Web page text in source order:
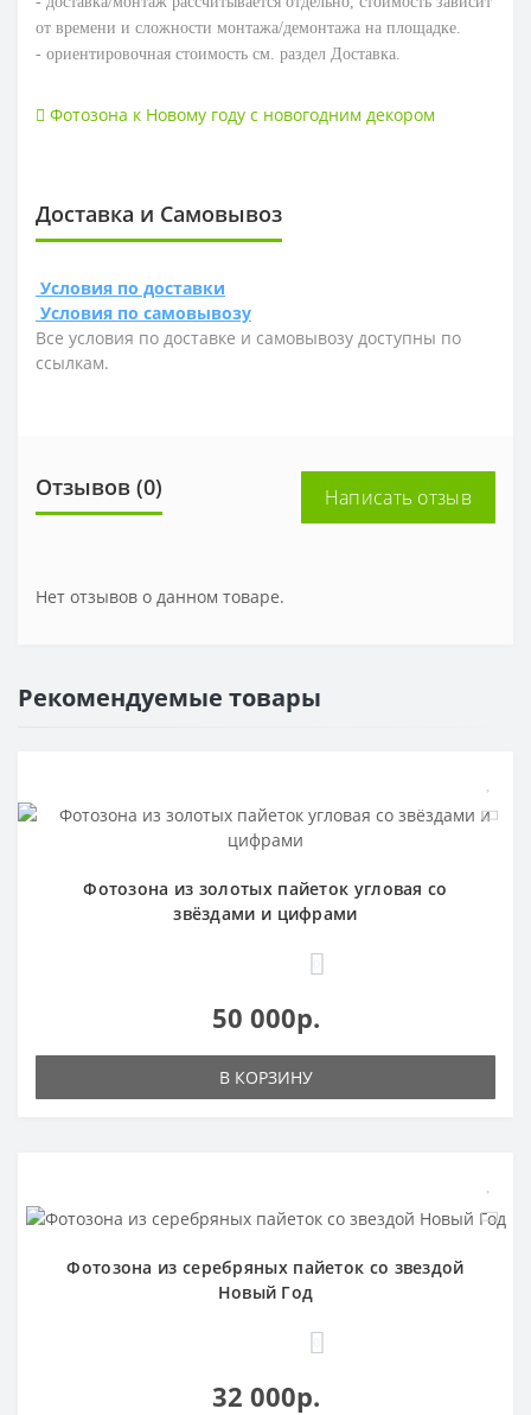
от времени и сложности монтажа/демонтажа на площадке.
- ориентировочная стоимость см. раздел Доставка.
Фотозона к Новому году с новогодним декором
Доставка и Самовывоз
Условия по доставки
Условия по самовывозу
Все условия по доставке и самовывозу доступны по
ссылкам.
Отзывов (0) Написать отзыв
Нет отзывов о данном товаре.
Рекомендуемые товары
Фотозона из золотых пайеток угловая со
звёздами и цифрами
50 000р.
В КОРЗИНУ
Фотозона из серебряных пайеток со звездой
Новый Год
32 000р.